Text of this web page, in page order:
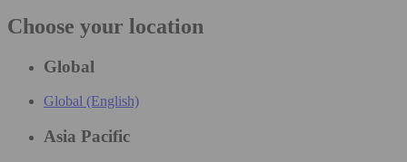
Choose your location
Global
Global (English)
Asia Pacific